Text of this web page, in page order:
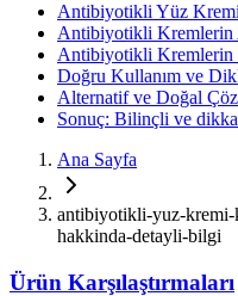
Antibiyotikli Yüz
Antibiyotikli Kremlerin
Antibiyotikli Kremlerin
Doğru Kullanım ve
Alternatif ve Doğal
Sonuç: Bilinçli ve
Ana Sayfa
antibiyotikli-yuz-
hakkinda-detayli-bilgi
Ürün Karşılaştırmaları